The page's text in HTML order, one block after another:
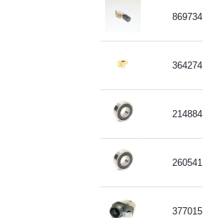
869734
364274
214884
260541
377015